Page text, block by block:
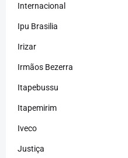
Internacional
Ipu Brasilia
Irizar
Irmãos Bezerra
Itapebussu
Itapemirim
Iveco
Justiça